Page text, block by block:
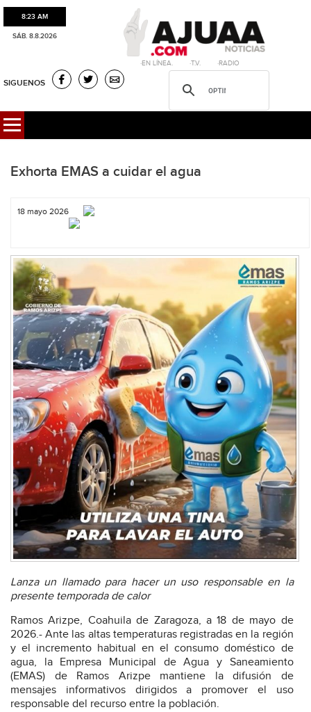
8:23 AM
SÁB. 8.8.2026
·EN LÍNEA. ·T.V. ·RADIO
SIGUENOS
Exhorta EMAS a cuidar el agua
18 mayo 2026
Lanza un llamado para hacer un uso responsable en la
presente temporada de calor
Ramos Arizpe, Coahuila de Zaragoza, a 18 de mayo de
2026.- Ante las altas temperaturas registradas en la región
y el incremento habitual en el consumo doméstico de
agua, la Empresa Municipal de Agua y Saneamiento
(EMAS) de Ramos Arizpe mantiene la difusión de
mensajes informativos dirigidos a promover el uso
responsable del recurso entre la población.